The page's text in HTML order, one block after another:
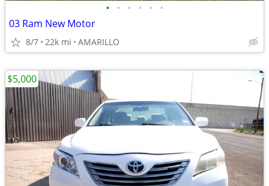
• • • • • •
03 Ram New Motor
8/7 22k mi AMARILLO
$5,000